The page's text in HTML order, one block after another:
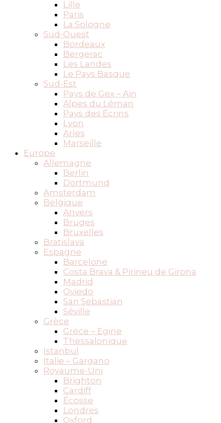
Lille
Paris
La Sologne
Sud-Ouest
Bordeaux
Bergerac
Les Landes
Le Pays Basque
Sud-Est
Pays de Gex – Ain
Alpes du Léman
Pays des Écrins
Lyon
Arles
Marseille
Europe
Allemagne
Berlin
Dortmund
Amsterdam
Belgique
Anvers
Bruges
Bruxelles
Bratislava
Espagne
Barcelone
Costa Brava & Pirineu de Girona
Madrid
Oviedo
San Sebastian
Séville
Grèce
Grèce – Egine
Thessalonique
Istanbul
Italie – Gargano
Royaume-Uni
Brighton
Cardiff
Écosse
Londres
Oxford